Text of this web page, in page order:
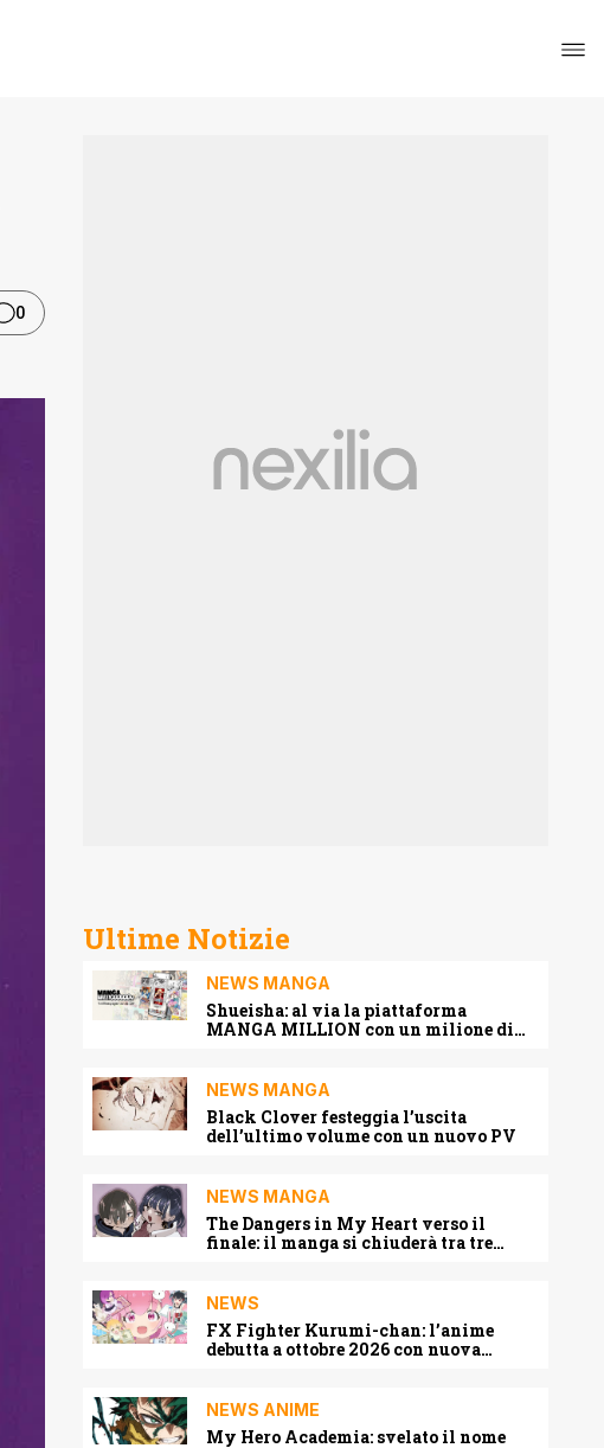
0
Ultime Notizie
NEWS MANGA
Shueisha: al via la piattaforma
MANGA MILLION con un milione di
NEWS MANGA
Black Clover festeggia l’uscita
dell’ultimo volume con un nuovo PV
NEWS MANGA
The Dangers in My Heart verso il
finale: il manga si chiuderà tra tre
NEWS
FX Fighter Kurumi-chan: l’anime
debutta a ottobre 2026 con nuova
NEWS ANIME
My Hero Academia: svelato il nome